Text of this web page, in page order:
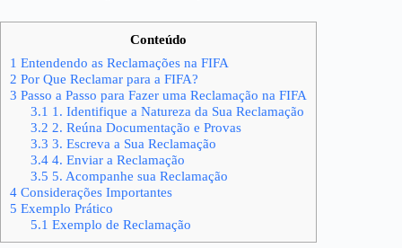
Conteúdo
1 Entendendo as Reclamações na FIFA
2 Por Que Reclamar para a FIFA?
3 Passo a Passo para Fazer uma Reclamação na FIFA
3.1 1. Identifique a Natureza da Sua Reclamação
3.2 2. Reúna Documentação e Provas
3.3 3. Escreva a Sua Reclamação
3.44. Enviar a Reclamação
3.5 5. Acompanhe sua Reclamação
4 Considerações Importantes
5 Exemplo Prático
5.1 Exemplo de Reclamação